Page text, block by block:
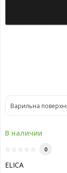
Варильна
В наличии
0
ELICA